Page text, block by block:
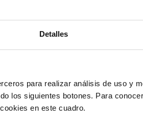
Detalles
para realizar análisis de uso y
los siguientes botones. Para
en este cuadro.
automatizar la
de llamadas en